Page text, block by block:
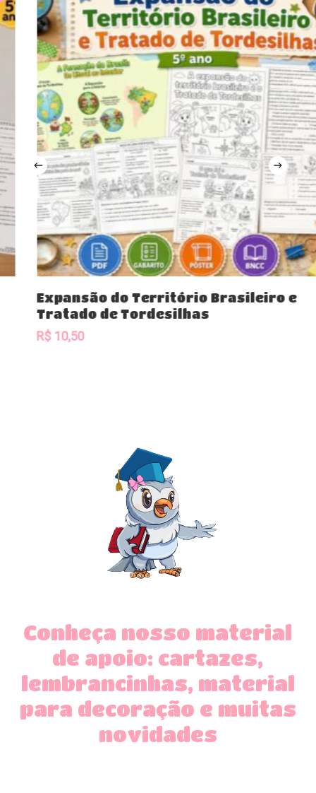
Comprar
Expansão do Território Brasileiro e
Tratado de Tordesilhas
10,50
Conheça nosso material
de apoio: cartazes,
lembrancinhas, material
para decoração e muitas
novidades